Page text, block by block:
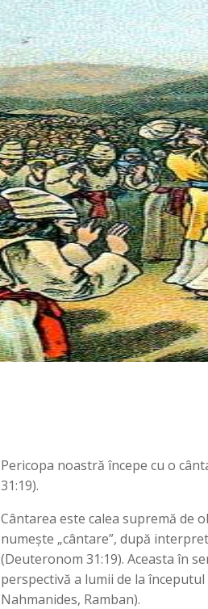
Pericopa noastră începe cu o
31:19).
Cântarea este calea supremă de
numește „cântare”, după
(Deuteronom 31:19). Aceasta în
perspectivă a lumii de la
Nahmanides, Ramban).